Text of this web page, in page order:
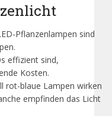
Pflanzenlampen sind
effizient sind,
Kosten.
rot-blaue Lampen wirken
empfinden das Licht